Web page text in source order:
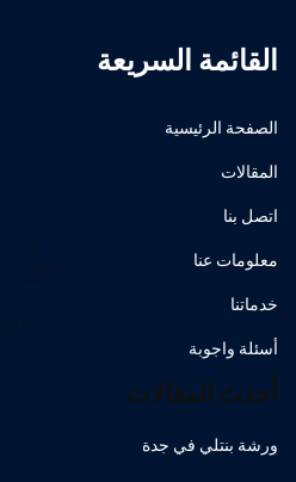
القائمة السريعة
الصفحة الرئيسية
المقالات
اتصل بنا
معلومات عنا
خدماتنا
أسئلة واجوبة
أحدث المقالات
ورشة بنتلي في جدة